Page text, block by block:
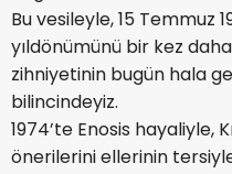
Bu vesileyle, 15 Temmuz
yıldönümünü bir kez
zihniyetinin bugün hala
bilincindeyiz.
1974’te Enosis hayaliyle,
önerilerini ellerinin